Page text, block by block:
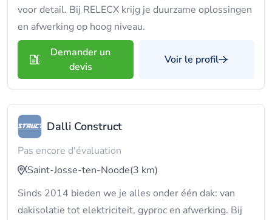
voor detail. Bij RELECX krijg je duurzame oplossingen
en afwerking op hoog niveau.
Demander un
devis
Voir le profil
Dalli Construct
Pas encore d'évaluation
Saint-Josse-ten-Noode(3 km)
Sinds 2014 bieden we je alles onder één dak: van
dakisolatie tot elektriciteit, gyproc en afwerking. Bij